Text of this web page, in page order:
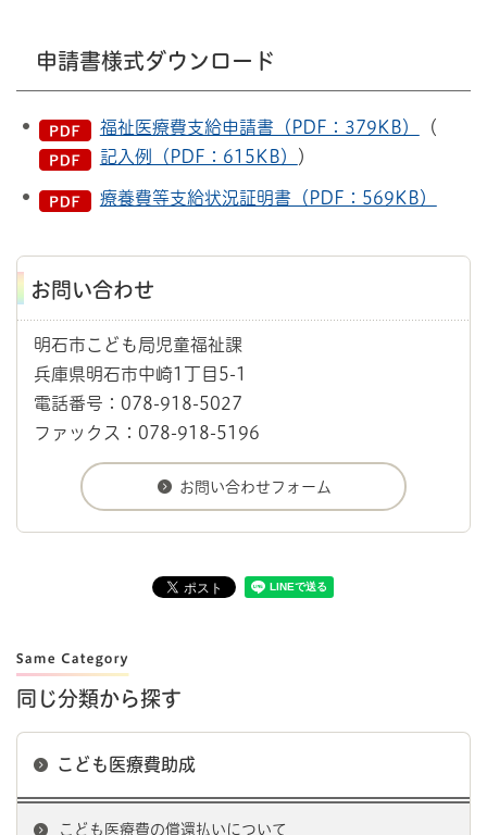
申請書様式ダウンロード
福祉医療費支給申請書（PDF：379KB）
（
記入例（PDF：615KB）
）
療養費等支給状況証明書（PDF：569KB）
お問い合わせ
明石市こども局児童福祉課
兵庫県明石市中崎1丁目5-1
電話番号：078-918-5027
ファックス：078-918-5196
同じ分類から探す
こども医療費助成
こども医療費の償還払いについて